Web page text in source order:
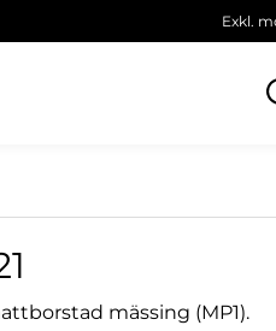
Exkl.
mässing (MP1).